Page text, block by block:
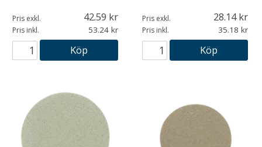
Pris exkl. 42.59
Pris inkl. 53.24
Köp
Pris exkl. 28.14
Pris inkl. 35.18
Köp